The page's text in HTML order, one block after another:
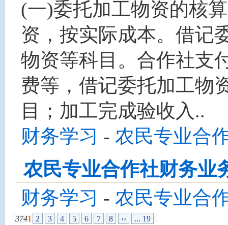
(一)委托加工物资的核
资，按实际成本。借记
物资等科目。合作社支
费等，借记委托加工物
目；加工完成验收入..
财务学习 - 农民专业合
农民专业合作社财务业
财务学习 - 农民专业合
3741 2 3 4 5 6 7 8 ›› ... 19